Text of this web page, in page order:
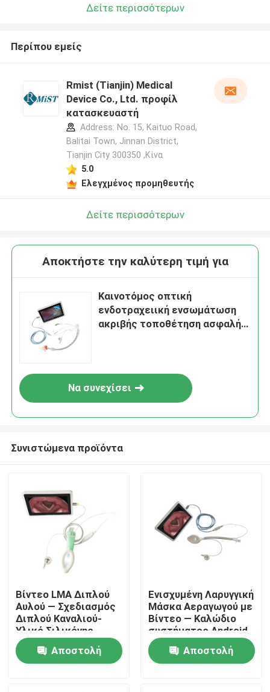
Αρχική Σελίδα
Προϊόντα
Δείτε περισσότερων
Περίπου εμείς
Rmist (Tianjin) Medical
Device Co., Ltd. προφίλ
κατασκευαστή
Address: No. 15, Kaituo Road,
Balitai Town, Jinnan District,
Tianjin City 300350 ,Κίνα
5.0
Ελεγχμένος προμηθευτής
Δείτε περισσότερων
Αποκτήστε την καλύτερη τιμή για
Καινοτόμος οπτική
ενδοτραχειική ενσωμάτωση
ακριβής τοποθέτηση ασφαλής
Να συνεχίσει
Συνιστώμενα προϊόντα
Βίντεο LMA Διπλού
Αυλού — Σχεδιασμός
Διπλού Καναλιού-
Υλικό Σιλικόνης-
Υψηλή Στεγανότητα-
ISO
Αποστολή
Ενισχυμένη Λαρυγγική
Μάσκα Αεραγωγού με
Βίντεο — Καλώδιο
συστήματος Android
— Σωλήνας
Ανθεκτικός στην
Τσάκιση-Κάμερα HD-
Αποστολή